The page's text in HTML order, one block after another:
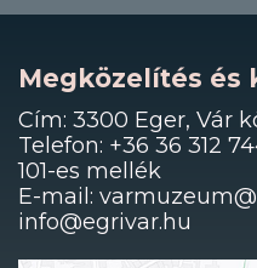
Megközelítés és
Cím: 3300 Eger, Vár
Telefon: +36 36 312
101-es mellék
E-mail:
info@egrivar.hu